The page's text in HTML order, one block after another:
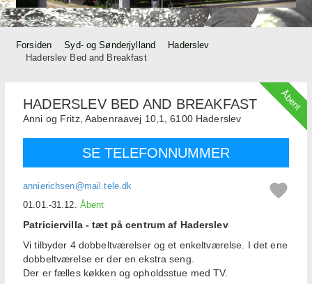
Forsiden Syd- og Sønderjylland
Haderslev
Haderslev Bed and Breakfast
Åbent
HADERSLEV BED AND BREAKFAST
Anni og Fritz, Aabenraavej 10,1, 6100 Haderslev
SE TELEFONNUMMER
annierichsen@mail.tele.dk
01.01.-31.12. Åbent
Patriciervilla - tæt på centrum af Haderslev
Vi tilbyder 4 dobbeltværelser og et enkeltværelse. I det ene
dobbeltværelse er der en ekstra seng.
Der er fælles køkken og opholdsstue med TV.